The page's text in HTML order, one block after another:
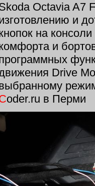
Octavia A7
и
на
и
Drive
oder.ru в Перми